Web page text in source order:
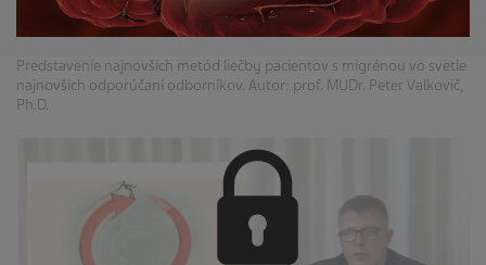
Predstavenie najnovších metód liečby pacientov s migrénou vo svetle
najnovších odporúčaní odborníkov. Autor: prof. MUDr. Peter Valkovič,
Ph.D.